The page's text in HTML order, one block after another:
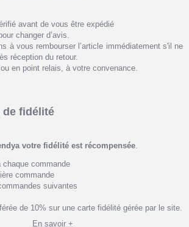
avant de vous être expédié
changer d’avis.
à vous rembourser l’article immédiatement s'il ne
réception du retour.
en point relais, à votre convenance.
de fidélité
votre fidélité est récompensée.
chaque commande
commande
suivantes
de 10% sur une carte fidélité gérée par le site.
En savoir +